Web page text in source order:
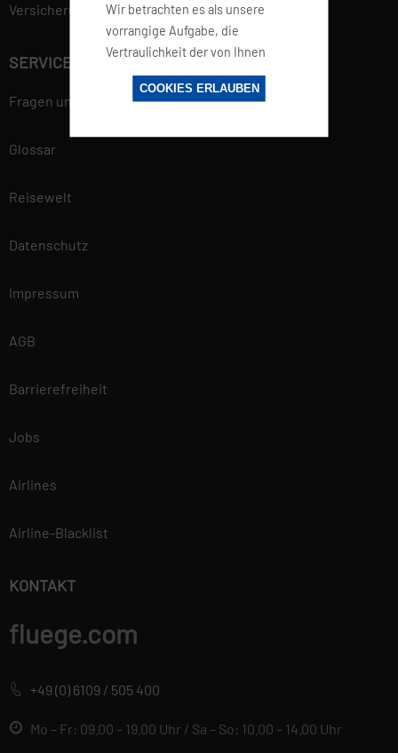
Wir betrachten es als unsere
vorrangige Aufgabe, die
Vertraulichkeit der von Ihnen
bereitgestellten
personenbezogenen Daten zu
unbefugten Zugriffen zu
COOKIES ERLAUBEN
Versicherungsvertrag widerrufen
SERVICE
Fragen und Antworten
Glossar
Reisewelt
Datenschutz
Impressum
AGB
Barrierefreiheit
Jobs
Airlines
Airline-Blacklist
KONTAKT
fluege.com
+49 (0) 6109 / 505 400
Mo – Fr: 09.00 – 19.00 Uhr / Sa – So: 10.00 – 14.00 Uhr